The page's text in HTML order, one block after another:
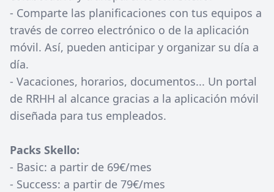
- Comparte las planificaciones con tus equipos a
través de correo electrónico o de la aplicación
móvil. Así, pueden anticipar y organizar su día a
día.
- Vacaciones, horarios, documentos... Un portal
de RRHH al alcance gracias a la aplicación móvil
diseñada para tus empleados.
Packs Skello:
- Basic: a partir de 69€/mes
- Success: a partir de 79€/mes